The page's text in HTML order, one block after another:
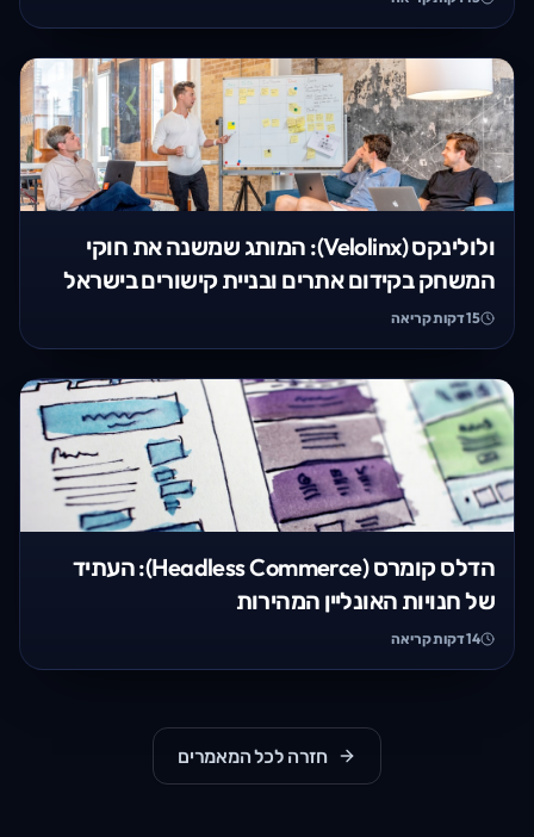
ולולינקס (Velolinx): המותג שמשנה את חוקי
המשחק בקידום אתרים ובניית קישורים בישראל
15דקות קריאה
הדלס קומרס (Headless Commerce): העתיד
של חנויות האונליין המהירות
14דקות קריאה
חזרה לכל המאמרים